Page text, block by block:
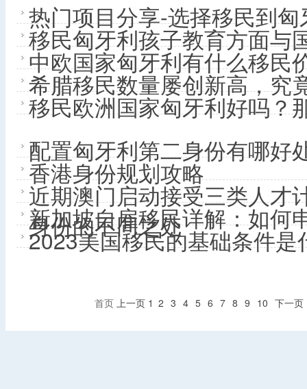
热门项目分享-选择移民到
移民匈牙利孩子教育方面与
中欧国家匈牙利有什么移民
希腊移民数量屡创新高，究
移民欧洲国家匈牙利好吗？
配置匈牙利第二身份有哪好
香港身份规划攻略
近期澳门启动接受三类人才
身份的不同之处
新加坡自雇移民详解：如何
2023美国移民的基础条件是
首页 上一页 1 2 3 4 5 6 7 8 9 10 下一页